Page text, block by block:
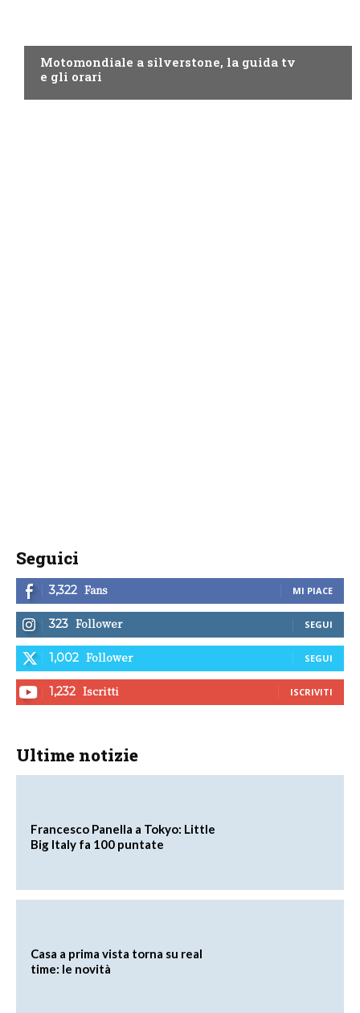
Motomondiale a silverstone, la guida tv
e gli orari
Seguici
3,322 Fans MI PIACE
323 Follower SEGUI
1,002 Follower SEGUI
1,232 Iscritti ISCRIVITI
Ultime notizie
Francesco Panella a Tokyo: Little
Big Italy fa 100 puntate
Casa a prima vista torna su real
time: le novità